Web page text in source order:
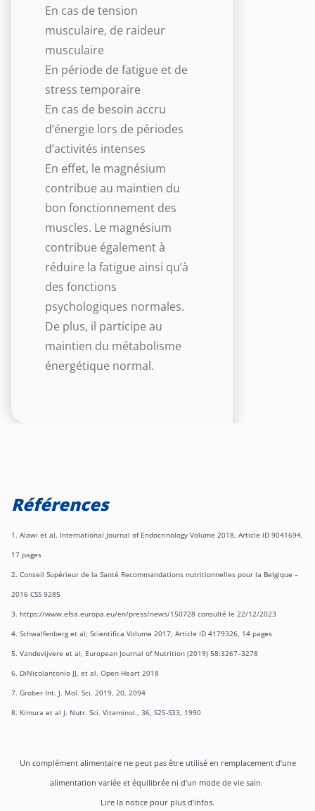
En cas de tension
musculaire, de raideur
musculaire
En période de fatigue et de
stress temporaire
En cas de besoin accru
d’énergie lors de périodes
d’activités intenses
En effet, le magnésium
contribue au maintien du
bon fonctionnement des
muscles. Le magnésium
contribue également à
réduire la fatigue ainsi qu’à
des fonctions
psychologiques normales.
De plus, il participe au
maintien du métabolisme
énergétique normal.
Références
1. Alawi et al, International Journal of Endocrinology Volume 2018, Article ID 9041694,
17 pages
2. Conseil Supérieur de la Santé Recommandations nutritionnelles pour la Belgique –
2016 CSS 9285
3. https://www.efsa.europa.eu/en/press/news/150728 consulté le 22/12/2023
4. Schwalfenberg et al; Scientifica Volume 2017, Article ID 4179326, 14 pages
5. Vandevijvere et al, European Journal of Nutrition (2019) 58:3267–3278
6. DiNicolantonio JJ, et al. Open Heart 2018
7. Grober Int. J. Mol. Sci. 2019, 20, 2094
8. Kimura et al J. Nutr. Sci. Vitaminol., 36, S25-S33, 1990
Un complément alimentaire ne peut pas être utilisé en remplacement d’une
alimentation variée et équilibrée ni d’un mode de vie sain.
Lire la notice pour plus d’infos.